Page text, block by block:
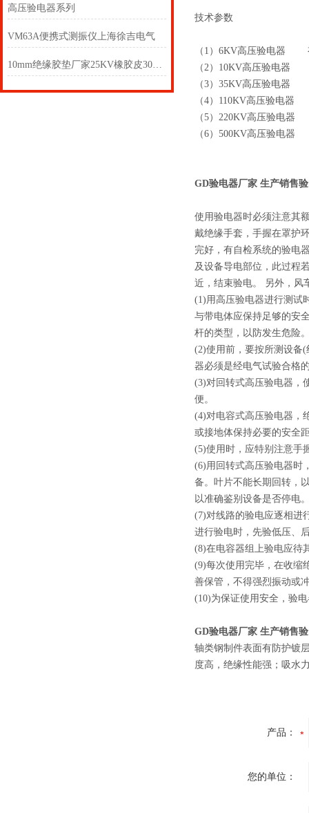
高压验电器系列
VM63A便携式测振仪上海徐吉电气
10mm绝缘胶垫厂家25KV橡胶皮30kv绝缘垫
技术参数
（1）6KV高压验电器
（2）10KV高压验电器
（3）35KV高压验电器
（4）110KV高压验电
（5）220KV高压验电
（6）500KV高压验电器
GD验电器厂家 生产销售
使用验电器时必须注意其
戴绝缘手套，手握在罩护
完好，有自检系统的验电
及设备导电部位，此过程
近，结束验电。 另外，
(1)用高压验电器进行测试
与带电体应保持足够的安
杆的类型，以防发生
(2)使用前，要按所测设备
器必须是经电气试验
(3)对回转式高压验电器，
便。
(4)对电容式高压验电器，
或接地体保持必要的安全
(5)使用时，应特别注意手
(6)用回转式高压验电器时
备。叶片不能长期回转，
以准确鉴别设备是否
(7)对线路的验电应逐相进
进行验电时，先验低压
(8)在电容器组上验电应
(9)每次使用完毕，在收缩
善保管，不得强烈振动
(10)为保证使用安全，验
GD验电器厂家 生产销售
轴类钢制件表面有防护镀
度高，绝缘性能强；吸水
产品：
您的单位：